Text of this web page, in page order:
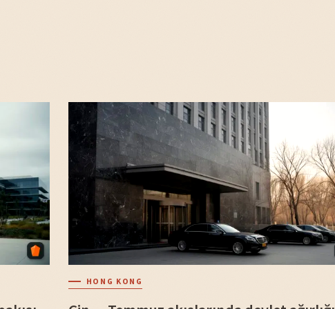
HONG KONG